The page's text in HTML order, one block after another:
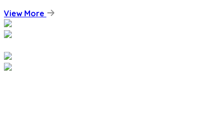
View More